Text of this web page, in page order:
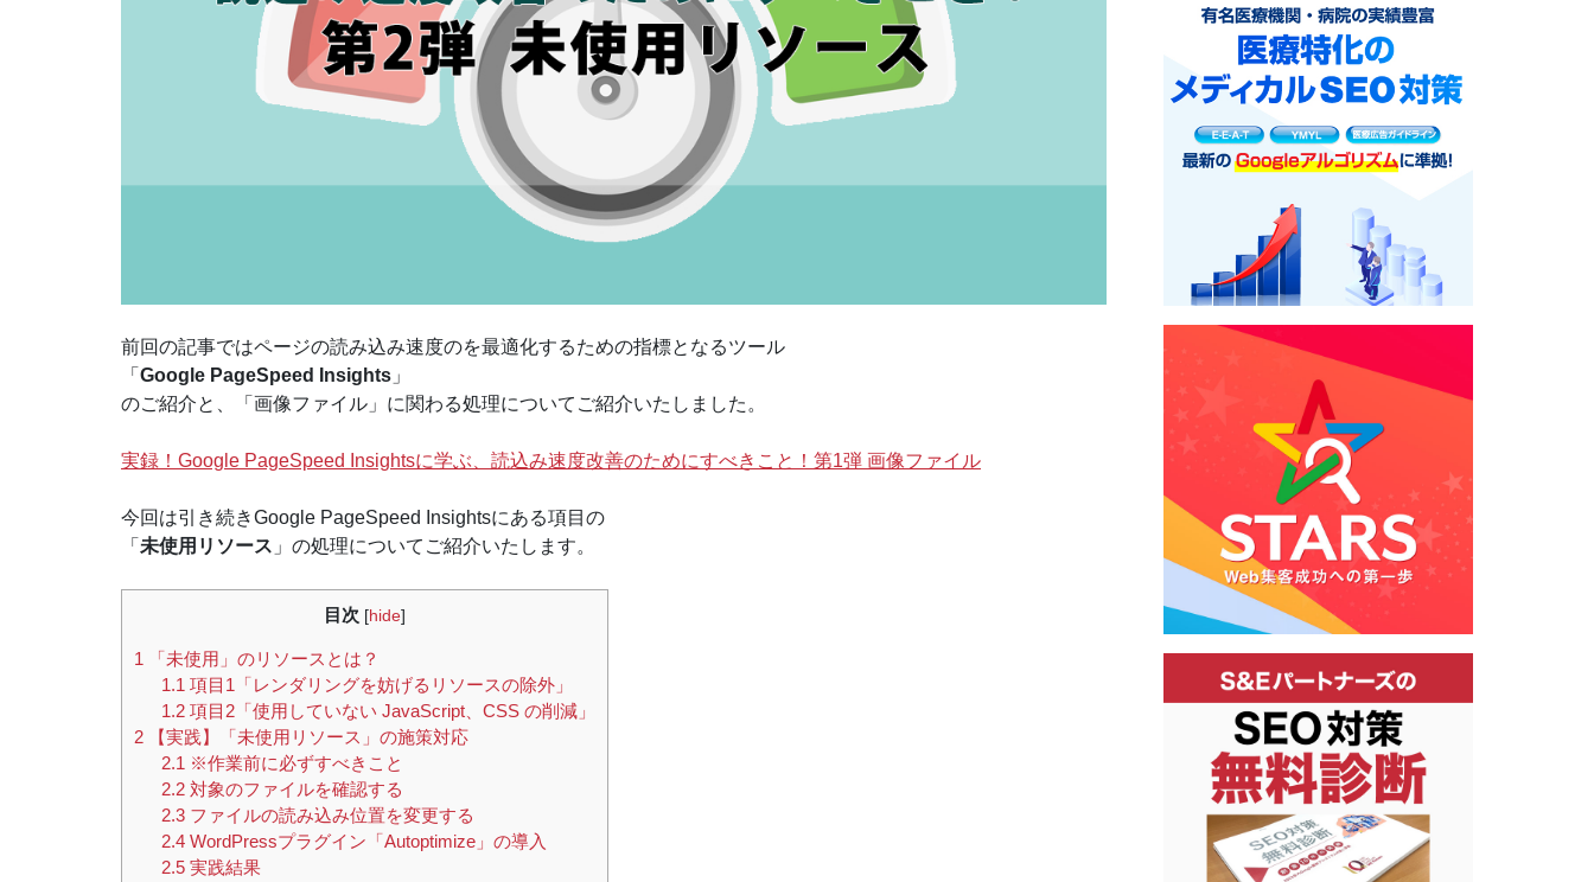
前回の記事ではページの読み込み速度のを最適化するための指標となるツール
「 Google PageSpeed Insights 」
のご紹介と、「画像ファイル」に関わる処理についてご紹介いたしました。
実録！Google PageSpeed Insightsに学ぶ、読込み速度改善のためにすべきこと！第1弾 画像ファイル
今回は引き続きGoogle PageSpeed Insightsにある項目の
「 未使用リソース 」の処理についてご紹介いたします。
目次 [hide]
1 「未使用」のリソースとは？
1.1 項目1「レンダリングを妨げるリソースの除外」
1.2項目2「使用していない JavaScript、CSS の削減」
2 【実践】「未使用リソース」の施策対応
2.1 ※作業前に必ずすべきこと
2.2対象のファイルを確認する
2.3ファイルの読み込み位置を変更する
2.4WordPressプラグイン「Autoptimize」の導入
2.5実践結果